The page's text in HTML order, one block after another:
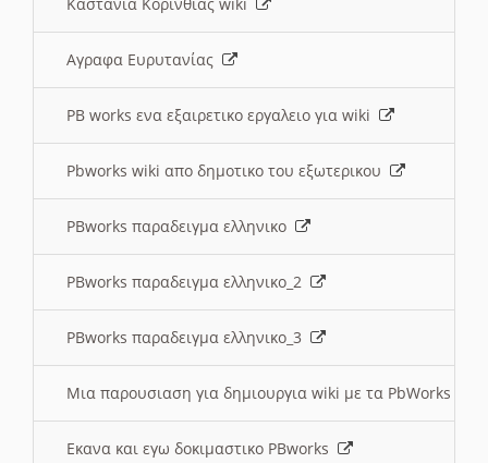
Αγραφα Ευρυτανίας
PB works ενα εξαιρετικο εργαλειο για wiki
Pbworks wiki απο δημοτικο του εξωτερικου
PBworks παραδειγμα ελληνικο
PBworks παραδειγμα ελληνικο_2
PBworks παραδειγμα ελληνικο_3
Μια παρουσιαση για δημιουργια wiki με τα PbWorks
Εκανα και εγω δοκιμαστικο PBworks